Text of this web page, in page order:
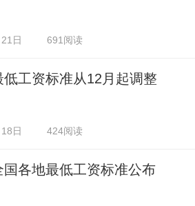
日 691阅读
低工资标准从12月起调整
日 424阅读
国各地最低工资标准公布